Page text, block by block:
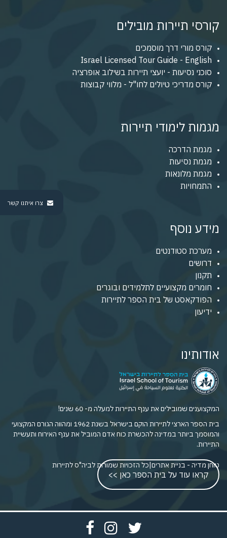
צרו איתנו קשר
קורסי תיירות מובילים
קורס מורי דרך מוסמכים
Israel Licensed Tour Guide - English
סוכני נסיעות - יועצי תיירות בשילוב אופרציה
קורס מדריכי טיולים לחו"ל - מלווי קבוצות
מגמות לימודי תיירות
מגמת הדרכה
מגמת נסיעות
מגמת מלונאות
התמחויות
מידע נוסף
מערכת סטודנטים
דרושים
תקנון
חומרים מקצועיים לתלמידים ובוגרים
הפודקאסט של בית הספר לתיירות
ידיעון
אודותינו
המקצוענים שמובילים את ענף התיירות למעלה מ- 60 שנים!
בית הספר הארצי לתיירות הוקם בישראל בשנת 1962 ומהווה הגורם המקצועי
והמוסמך ביותר במדינה להכשרת כוח אדם המוביל את ענף האירוח ותעשיית
התיירות.
קראו עוד על בית הספר כאן >>
כל הזכויות שמורות לביה"ס לתיירות|טוחן מדיה - בניית אתרים
פתחפתח